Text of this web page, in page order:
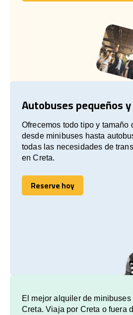
Autobuses pequeños
Ofrecemos todo tipo y tamaño
desde minibuses hasta
todas las necesidades de
en Creta.
Reserve hoy
Reserve hoy
El mejor alquiler de minibuses
Creta. Viaja por Creta o fuera